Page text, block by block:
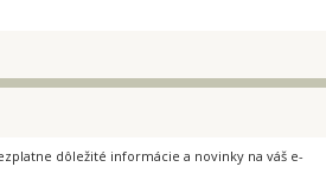
dôležité informácie a novinky na váš e-